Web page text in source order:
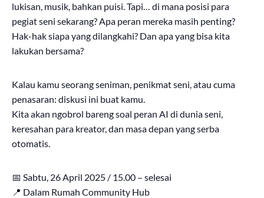
lukisan, musik, bahkan puisi. Tapi… di mana posisi para
pegiat seni sekarang? Apa peran mereka masih penting?
Hak-hak siapa yang dilangkahi? Dan apa yang bisa kita
lakukan bersama?
Kalau kamu seorang seniman, penikmat seni, atau cuma
penasaran: diskusi ini buat kamu.
Kita akan ngobrol bareng soal peran AI di dunia seni,
keresahan para kreator, dan masa depan yang serba
otomatis.
📅 Sabtu, 26 April 2025 / 15.00 – selesai
📍 Dalam Rumah Community Hub